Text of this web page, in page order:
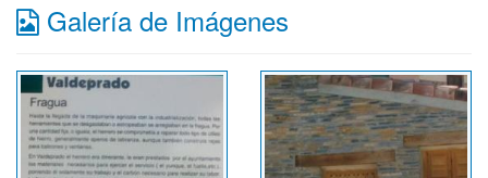
Galería de Imágenes